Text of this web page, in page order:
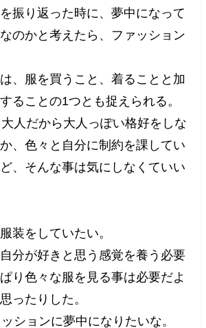
振り返った時に、夢中になって
のかと考えたら、ファッション
、服を買うこと、着ることと加
ることの1つとも捉えられる。
人だから大人っぽい格好をしな
、色々と自分に制約を課してい
、そんな事は気にしなくていい
装をしていたい。
分が好きと思う感覚を養う必要
り色々な服を見る事は必要だよ
ったりした。
ションに夢中になりたいな。